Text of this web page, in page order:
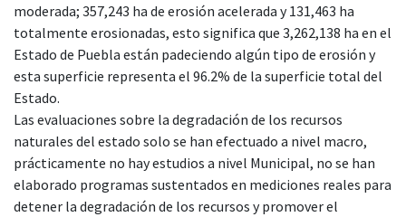
moderada; 357,243 ha de erosión acelerada y 131,463 ha
totalmente erosionadas, esto significa que 3,262,138 ha en el
Estado de Puebla están padeciendo algún tipo de erosión y
esta superficie representa el 96.2% de la superficie total del
Estado.
Las evaluaciones sobre la degradación de los recursos
naturales del estado solo se han efectuado a nivel macro,
prácticamente no hay estudios a nivel Municipal, no se han
elaborado programas sustentados en mediciones reales para
detener la degradación de los recursos y promover el